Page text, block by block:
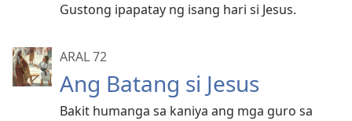
Gustong ipapatay ng isang hari si Jesus.
ARAL 72
Ang Batang si Jesus
Bakit humanga sa kaniya ang mga guro sa